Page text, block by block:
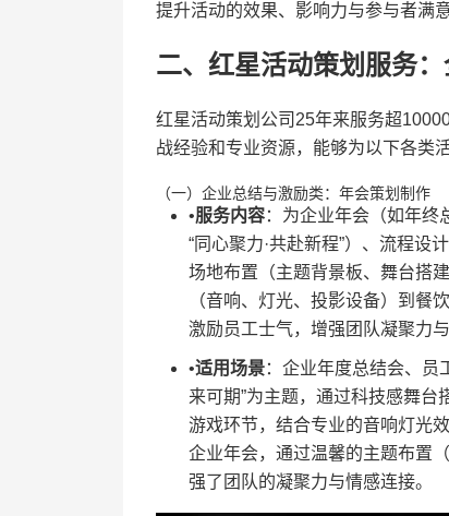
提升活动的效果、影响力与参与者满意
二、红星活动策划服务
红星活动策划公司25年来服务超
战经验和专业资源，能够为以下各类
（一）企业总结与激励类：年会策划制作
•​​服务内容​：为企业年会（如年终
“同心聚力·共赴新程”）、流程设
场地布置（主题背景板、舞台搭
（音响、灯光、投影设备）到餐
激励员工士气，增强团队凝聚力
•​​适用场景​：企业年度总结会、员
来可期”为主题，通过科技感舞
游戏环节，结合专业的音响灯光
企业年会，通过温馨的主题布置
强了团队的凝聚力与情感连接。